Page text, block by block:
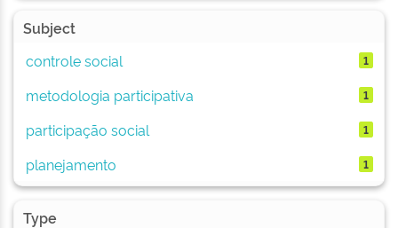
Subject
controle social
1
metodologia participativa 1
participação social 1
planejamento 1
Type